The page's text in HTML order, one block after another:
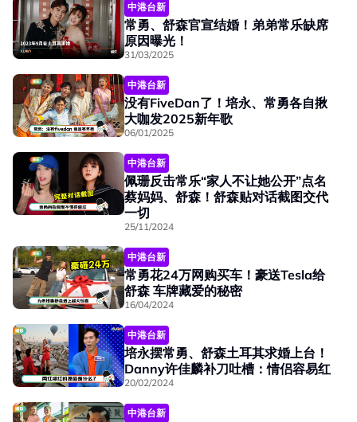
中港台新
常勇、舒森官宣结婚！弟弟常乐缺席
原因曝光！
31/03/2025
中港台新
没有FiveDan了！培永、常勇各自揪
大咖发2025新年歌
06/01/2025
中港台新
佩珊反击常乐“家人不让她公开”点名
蔡妈妈、舒森！舒森贴对话截图交代
一切
25/11/2024
中港台新
常勇花24万网购买车！豪送Tesla给
舒森 车牌藏爱的秘密
16/04/2024
中港台新
培永摆常勇、舒森土耳其求婚上台！
Danny许佳麟补刀吐槽：情侣容易红
20/02/2024
中港台新